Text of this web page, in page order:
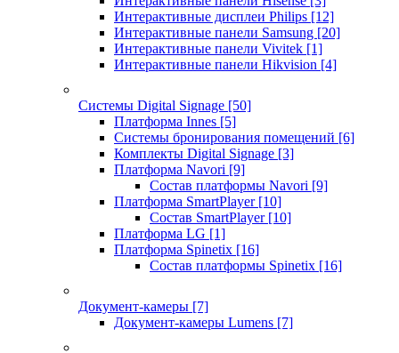
Интерактивные дисплеи Philips [12]
Интерактивные панели Samsung [20]
Интерактивные панели Vivitek [1]
Интерактивные панели Hikvision [4]
Системы Digital Signage [50]
Платформа Innes [5]
Системы бронирования помещений [6]
Комплекты Digital Signage [3]
Платформа Navori [9]
Состав платформы Navori [9]
Платформа SmartPlayer [10]
Состав SmartPlayer [10]
Платформа LG [1]
Платформа Spinetix [16]
Состав платформы Spinetix [16]
Документ-камеры [7]
Документ-камеры Lumens [7]